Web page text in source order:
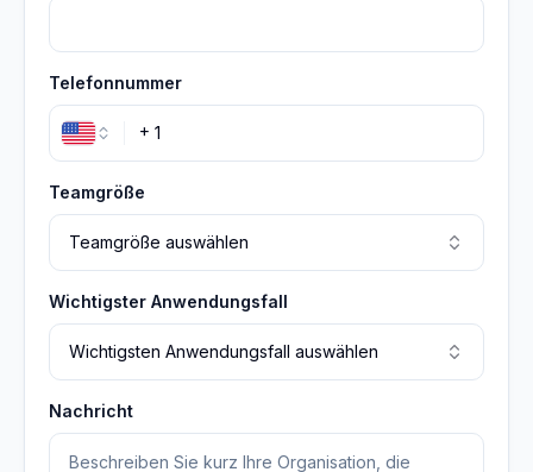
Telefonnummer
+
Teamgröße
Teamgröße auswählen
Wichtigster Anwendungsfall
Wichtigsten Anwendungsfall auswählen
Nachricht